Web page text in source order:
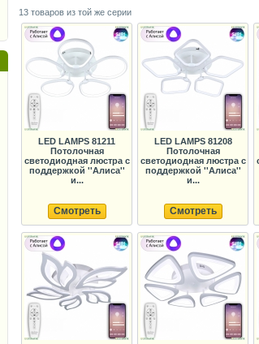
13 товаров из той же серии
LED LAMPS 81211
Потолочная
светодиодная люстра с
поддержкой ''Алиса''
и...
Смотреть
LED LAMPS 81208
Потолочная
светодиодная люстра с
поддержкой ''Алиса''
и...
Смотреть